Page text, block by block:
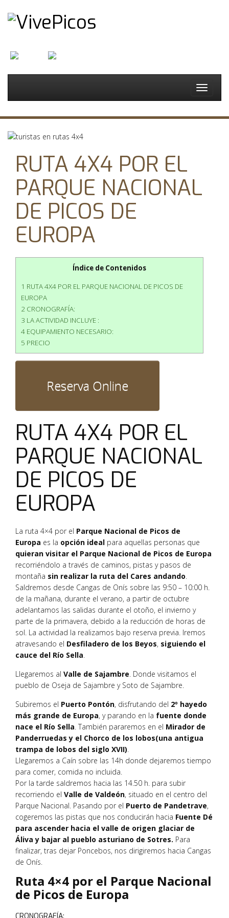
Toggle
RUTA 4X4 POR EL
PARQUE NACIONAL
DE PICOS DE
EUROPA
Índice de Contenidos
1 RUTA 4X4 POR EL PARQUE NACIONAL DE PICOS DE
EUROPA
2 CRONOGRAFÍA:
3 LA ACTIVIDAD INCLUYE :
4 EQUIPAMIENTO NECESARIO:
5 PRECIO
RUTA 4X4 POR EL
PARQUE NACIONAL
DE PICOS DE
EUROPA
La ruta 4×4 por el Parque Nacional de Picos de
Europa es la opción ideal para aquellas personas que
quieran visitar el Parque Nacional de Picos de Europa
recorriéndolo a través de caminos, pistas y pasos de
montaña sin realizar la ruta del Cares andando
Saldremos desde Cangas de Onís sobre las 9:50 – 10:00 h.
de la mañana, durante el verano, a partir de octubre
adelantamos las salidas durante el otoño, el invierno y
parte de la primavera, debido a la reducción de horas de
sol. La actividad la realizamos bajo reserva previa. Iremos
atravesando el Desfiladero de los Beyos, siguiendo el
cauce del Río Sella
Llegaremos al Valle de Sajambre . Donde visitamos el
pueblo de Oseja de Sajambre y Soto de Sajambre.
Subiremos el Puerto Pontón, disfrutando del 2º hayedo
más grande de Europa, y parando en la fuente donde
nace el Río Sella . También pararemos en el Mirador de
Panderruedas y el Chorco de los lobos(una antigua
trampa de lobos del siglo XVII)
Llegaremos a Caín sobre las 14h donde dejaremos tiempo
para comer, comida no incluida.
Por la tarde saldremos hacia las 14.50 h. para subir
recorriendo el Valle de Valdeón, situado en el centro del
Parque Nacional. Pasando por el Puerto de Pandetrave,
cogeremos las pistas que nos conducirán hacia Fuente Dé
para ascender hacia el valle de origen glaciar de
Áliva y bajar al pueblo asturiano de Sotres. Para
finalizar, tras dejar Poncebos, nos dirigiremos hacia Cangas
de Onís.
Ruta 4×4 por el Parque Nacional
de Picos de Europa
CRONOGRAFÍA: